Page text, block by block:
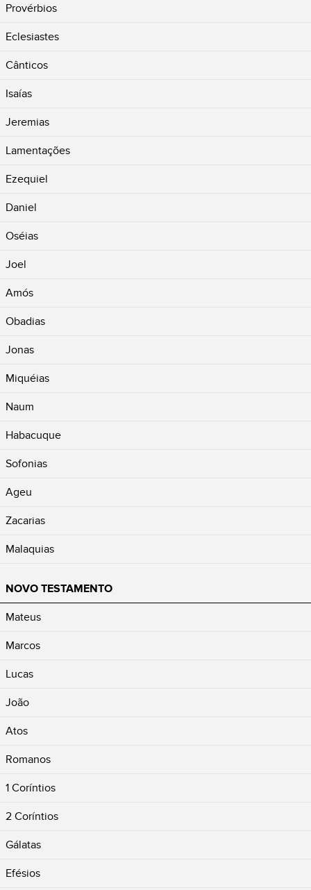
Provérbios
Eclesiastes
Cânticos
Isaías
Jeremias
Lamentações
Ezequiel
Daniel
Oséias
Joel
Amós
Obadias
Jonas
Miquéias
Naum
Habacuque
Sofonias
Ageu
Zacarias
Malaquias
NOVO TESTAMENTO
Mateus
Marcos
Lucas
João
Atos
Romanos
1 Coríntios
2 Coríntios
Gálatas
Efésios